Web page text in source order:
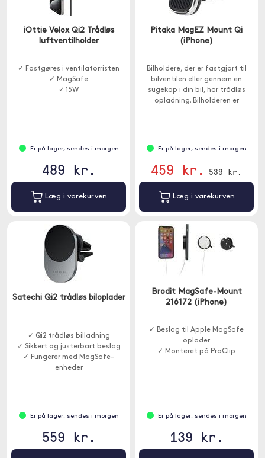
iOttie Velox Qi2 Trådløs
luftventilholder
✓ Fastgøres i ventilatorristen
✓ MagSafe
✓ 15W
Er på lager, sendes i morgen
489 kr.
Læg i varekurven
Pitaka MagEZ Mount Qi
(iPhone)
Bilholdere, der er fastgjort til
bilventilen eller gennem en
sugekop i din bil, har trådløs
opladning. Bilholderen er
Er på lager, sendes i morgen
459 kr. 539 kr.
Læg i varekurven
Satechi Qi2 trådløs biloplader
✓ Qi2 trådløs billadning
✓ Sikkert og justerbart beslag
✓ Fungerer med MagSafe-
enheder
Er på lager, sendes i morgen
559 kr.
Brodit MagSafe-Mount
216172 (iPhone)
✓ Beslag til Apple MagSafe
oplader
✓ Monteret på ProClip
Er på lager, sendes i morgen
139 kr.